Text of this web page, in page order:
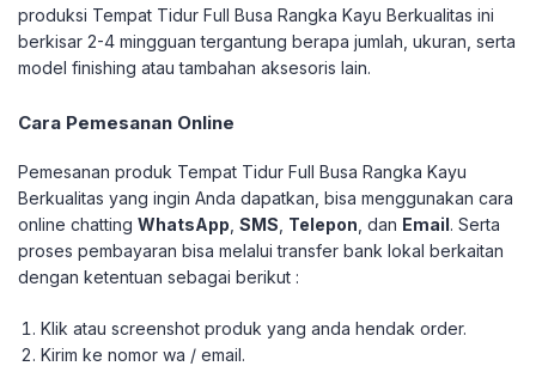
produksi Tempat Tidur Full Busa Rangka Kayu Berkualitas ini
berkisar 2-4 mingguan tergantung berapa jumlah, ukuran, serta
model finishing atau tambahan aksesoris lain.
Cara Pemesanan Online
Pemesanan produk Tempat Tidur Full Busa Rangka Kayu
Berkualitas yang ingin Anda dapatkan, bisa menggunakan cara
online chatting WhatsApp SMS Telepon , dan Email. Serta
proses pembayaran bisa melalui transfer bank lokal berkaitan
dengan ketentuan sebagai berikut :
Klik atau screenshot produk yang anda hendak order.
Kirim ke nomor wa / email.